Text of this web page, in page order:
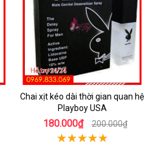
Chai xịt kéo dài thời gian quan hệ
Playboy USA
180.000₫ 200.000₫